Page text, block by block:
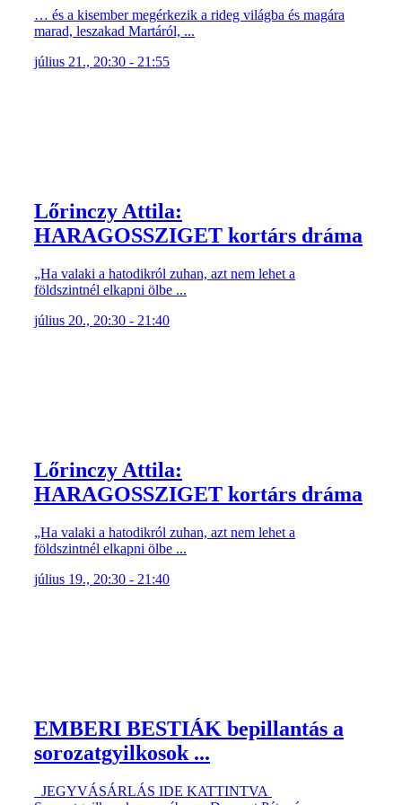
… és a kisember megérkezik a rideg világba és magára
marad, leszakad Martáról, ...
július 21., 20:30 - 21:55
Lőrinczy Attila:
HARAGOSSZIGET kortárs dráma
„Ha valaki a hatodikról zuhan, azt nem lehet a
földszintnél elkapni ölbe ...
július 20., 20:30 - 21:40
Lőrinczy Attila:
HARAGOSSZIGET kortárs dráma
„Ha valaki a hatodikról zuhan, azt nem lehet a
földszintnél elkapni ölbe ...
július 19., 20:30 - 21:40
EMBERI BESTIÁK bepillantás a
sorozatgyilkosok ...
JEGYVÁSÁRLÁS IDE KATTINTVA